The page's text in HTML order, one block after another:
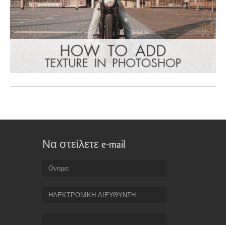
Να στείλετε e-mail
Ονομα
ΗΛΕΚΤΡΟΝΙΚΗ ΔΙΕΥΘΥΝΣΗ